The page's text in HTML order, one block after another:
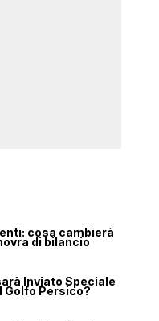
cosa cambierà
di bilancio
Inviato Speciale
Golfo Persico?